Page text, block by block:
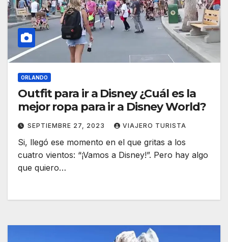
ORLANDO
Outfit para ir a Disney ¿Cuál es la
mejor ropa para ir a Disney World?
SEPTIEMBRE 27, 2023 VIAJERO TURISTA
Si, llegó ese momento en el que gritas a los
cuatro vientos: “¡Vamos a Disney!”. Pero hay algo
que quiero…